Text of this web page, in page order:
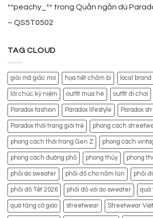
**peachy_** trong Quần ngắn dù
– QS5T0502
TAG CLOUD
giải mã giấc mơ họa tiết chấm bi local
lời chúc kỷ niệm outfit mùa hè outfit đi chơi
Paradox fashion Paradox lifestyle Paradox
Paradox thời trang giới trẻ phong cách
phong cách thời trang Gen Z phong cách
phong cách đường phố phong thủy phong
phối áo sweater phối đồ cho nấm lùn phối
phối đồ Tết 2026 phối đồ với áo sweater quà
quà tặng cô giáo streetwear Streetwear